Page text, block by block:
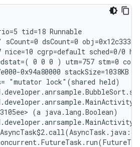
tid=18 Runnable
sCount=0 dsCount=0
nice=10 cgrp=default sched=0/0
0 0 0 ) utm=757 stm=0
0x94a80000 stackSize=1038KB
"mutator lock"(shared held)
(a java.lang.Boolean)